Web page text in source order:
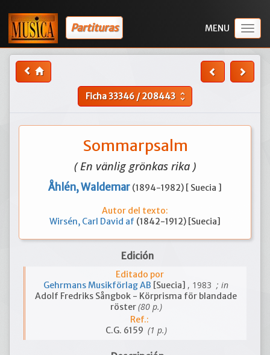
Partituras
Ficha33346/208443 unfold_more
Sommarpsalm
( En vänlig grönkas rika )
Åhlén, Waldemar (1894-1982) [ Suecia ]
Autor del texto:
Wirsén, Carl David af (1842-1912) [Suecia]
Edición
Editado por
Gehrmans Musikförlag AB [Suecia] , 1983 ; in
Adolf Fredriks Sångbok - Körprisma för blandade
röster(80 p.)
Ref.:
C.G. 6159 (1 p.)